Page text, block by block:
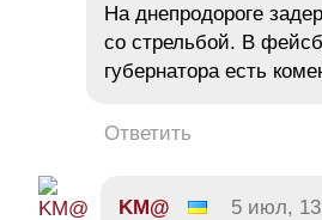
На днепродороге
со стрельбой. В
губернатора есть
Ответить
KM@ 5 июл,